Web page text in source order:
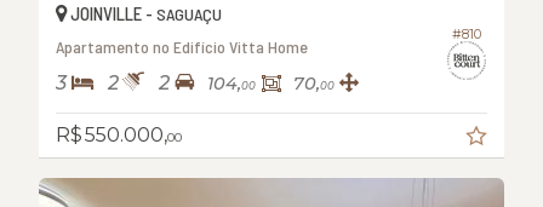
#810
JOINVILLE - SAGUAÇU
Apartamento no Edifício Vitta Home
3 2 2 104,00 70,00
R$ 550.000,00